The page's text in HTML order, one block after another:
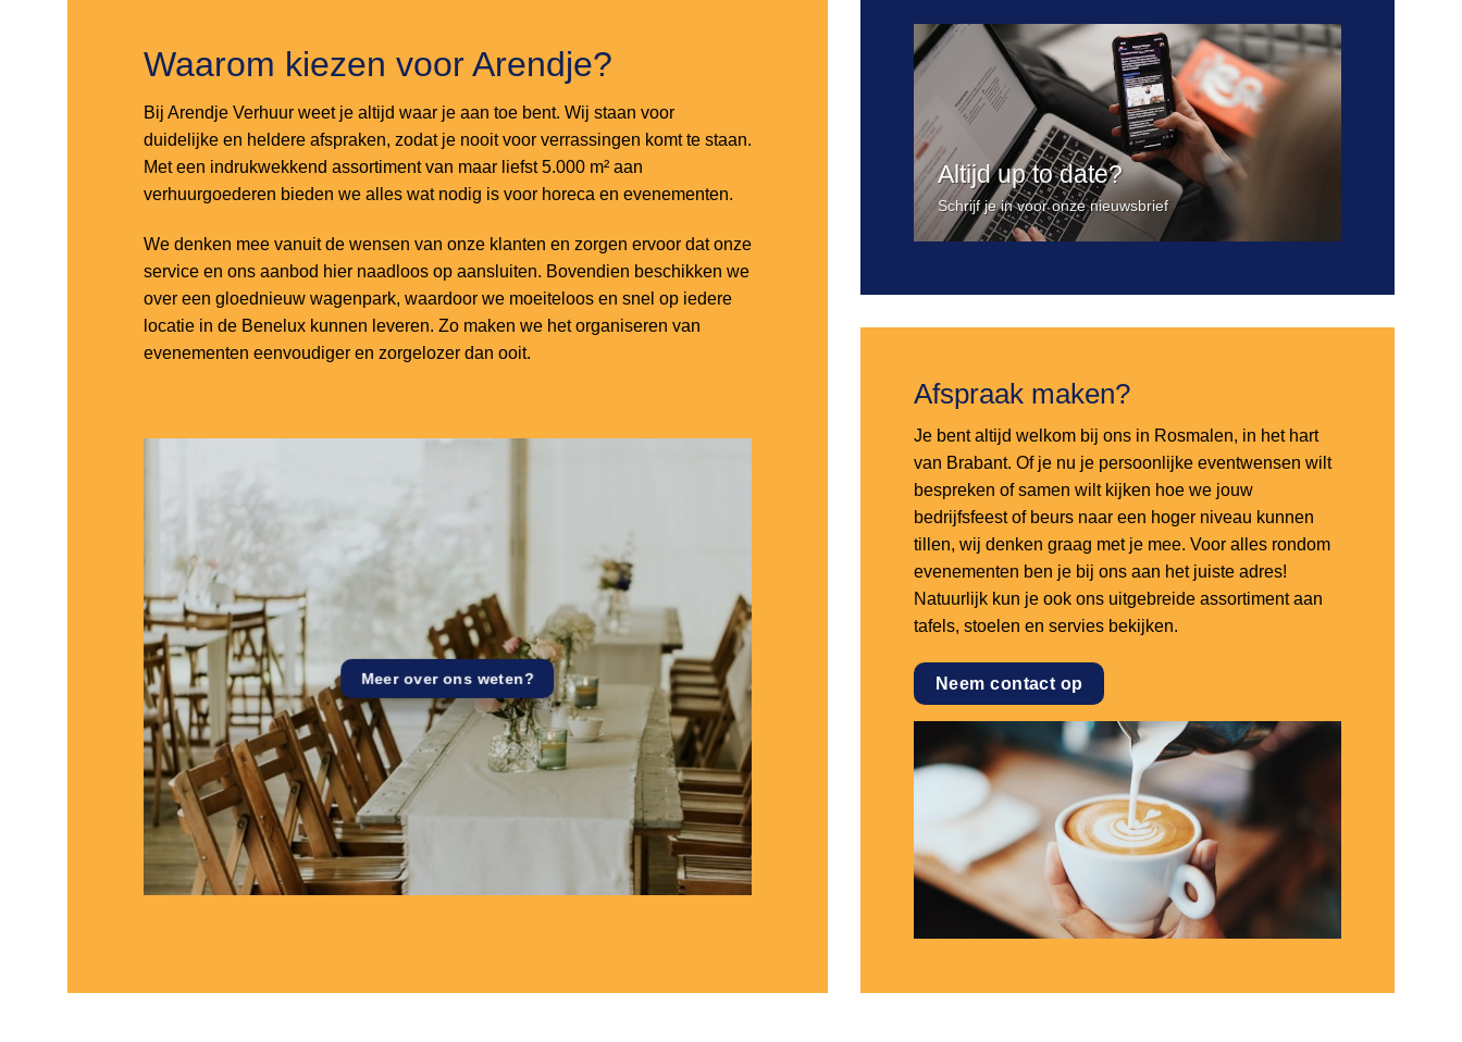
Waarom kiezen voor Arendje?
Bij Arendje Verhuur weet je altijd waar je aan toe bent. Wij staan voor
duidelijke en heldere afspraken, zodat je nooit voor verrassingen komt te staan.
Met een indrukwekkend assortiment van maar liefst 5.000 m² aan
verhuurgoederen bieden we alles wat nodig is voor horeca en evenementen.
We denken mee vanuit de wensen van onze klanten en zorgen ervoor dat onze
service en ons aanbod hier naadloos op aansluiten. Bovendien beschikken we
over een gloednieuw wagenpark, waardoor we moeiteloos en snel op iedere
locatie in de Benelux kunnen leveren. Zo maken we het organiseren van
evenementen eenvoudiger en zorgelozer dan ooit.
Meer over ons weten?
Altijd up to date?
Schrijf je in voor onze nieuwsbrief
Afspraak maken?
Je bent altijd welkom bij ons in Rosmalen, in het hart
van Brabant. Of je nu je persoonlijke eventwensen wilt
bespreken of samen wilt kijken hoe we jouw
bedrijfsfeest of beurs naar een hoger niveau kunnen
tillen, wij denken graag met je mee. Voor alles rondom
evenementen ben je bij ons aan het juiste adres!
Natuurlijk kun je ook ons uitgebreide assortiment aan
tafels, stoelen en servies bekijken.
Neem contact op